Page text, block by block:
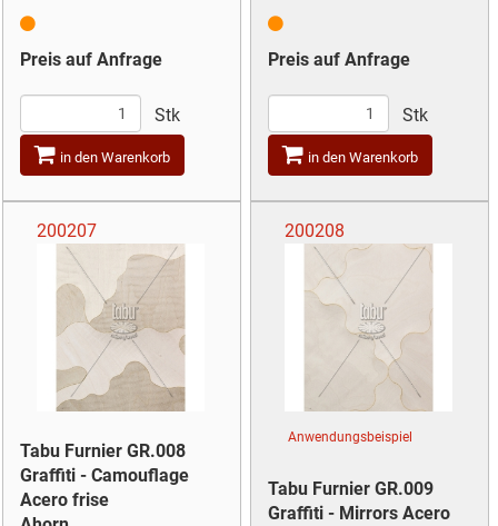
Preis auf Anfrage
Stk
in den Warenkorb
Preis auf Anfrage
Stk
in den Warenkorb
200207
Tabu Furnier GR.008
Graffiti - Camouflage
Acero frise
200208
Anwendungsbeispiel
Tabu Furnier GR.009
Graffiti - Mirrors Acero